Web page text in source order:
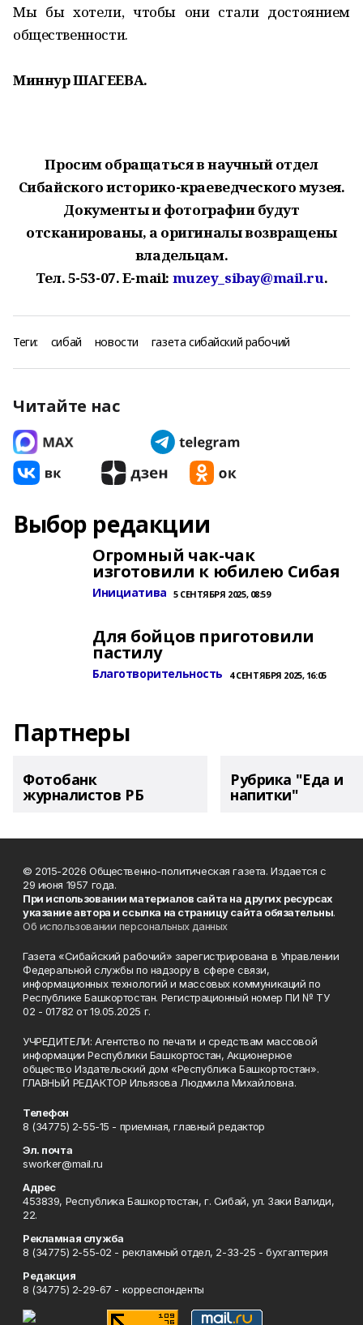
Мы бы хотели, чтобы они стали достоянием
общественности.
Миннур ШАГЕЕВА.
Просим обращаться в научный отдел
Сибайского историко-краеведческого музея.
Документы и фотографии будут
отсканированы, а оригиналы возвращены
владельцам.
Тел. 5-53-07. E-mail: muzey_sibay@mail.ru.
Теги: сибай новости газета сибайский рабочий
Читайте нас
Выбор редакции
Огромный чак-чак
изготовили к юбилею Сибая
Инициатива 5 СЕНТЯБРЯ 2025, 08:59
Для бойцов приготовили
пастилу
Благотворительность 4 СЕНТЯБРЯ 2025, 16:05
Партнеры
Фотобанк
журналистов РБ
Рубрика "Еда и
напитки"
© 2015-2026 Общественно-политическая газета. Издается с
29 июня 1957 года.
При использовании материалов сайта на других ресурсах
указание автора и ссылка на страницу сайта обязательны.
Об использовании персональных данных
Газета «Сибайский рабочий» зарегистрирована в Управлении
Федеральной службы по надзору в сфере связи,
информационных технологий и массовых коммуникаций по
Республике Башкортостан. Регистрационный номер ПИ № ТУ
02 - 01782 от 19.05.2025 г.
УЧРЕДИТЕЛИ: Агентство по печати и средствам массовой
информации Республики Башкортостан, Акционерное
общество Издательский дом «Республика Башкортостан».
ГЛАВНЫЙ РЕДАКТОР Ильязова Людмила Михайловна.
Телефон
8 (34775) 2-55-15 - приемная, главный редактор
Эл. почта
sworker@mail.ru
Адрес
453839, Республика Башкортостан, г. Сибай, ул. Заки Валиди,
22.
Рекламная служба
8 (34775) 2-55-02 - рекламный отдел, 2-33-25 - бухгалтерия
Редакция
8 (34775) 2-29-67 - корреспонденты